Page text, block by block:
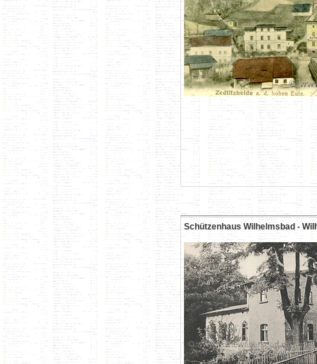
Schützenhaus Wilhelmsbad -